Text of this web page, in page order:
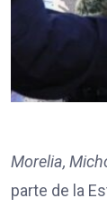
Morelia,
parte de la